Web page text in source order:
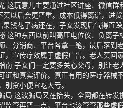
这玩意儿主要通过社区讲座、微信
买以后会更严重。成本低得离谱，进
果钱花了病还在，子女发现后气得直跺
这种东西以前叫高压电位仪、负离
、分销商、平台各拿一笔，最后落
，宣传疗效属于虚假广告。老人买回
南 子女们一定要多关心父母，别让老
证和真实评价。真正有用的医疗器械
别贪小便宜吃大亏。
局 这波骗局又在抬头，全网都在转
监管再严一点，平台也该管管那些虚